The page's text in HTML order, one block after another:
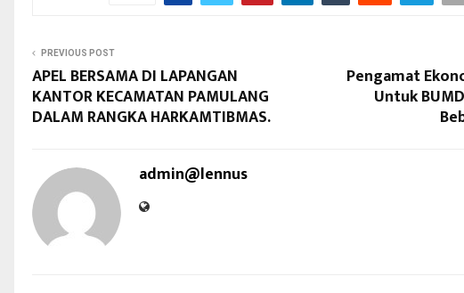
PREVIOUS POST
APEL BERSAMA DI LAPANGAN
KANTOR KECAMATAN PAMULANG
DALAM RANGKA HARKAMTIBMAS.
Pengamat
Untuk
admin@lennus